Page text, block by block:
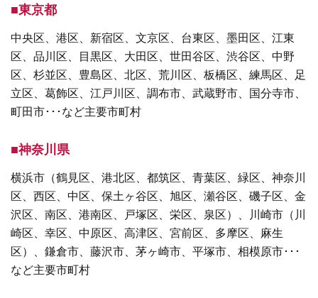
■東京都
中央区、港区、新宿区、文京区、台東区、墨田区、江東
区、品川区、目黒区、大田区、世田谷区、渋谷区、中野
区、杉並区、豊島区、北区、荒川区、板橋区、練馬区、足
立区、葛飾区、江戸川区、調布市、武蔵野市、国分寺市、
町田市･･･など主要市町村
■神奈川県
横浜市（鶴見区、港北区、都筑区、青葉区、緑区、神奈川
区、西区、中区、保土ヶ谷区、旭区、瀬谷区、磯子区、金
沢区、南区、港南区、戸塚区、栄区、泉区）、川崎市（川
崎区、幸区、中原区、高津区、宮前区、多摩区、麻生
区）、鎌倉市、藤沢市、茅ヶ崎市、平塚市、相模原市･･･
など主要市町村